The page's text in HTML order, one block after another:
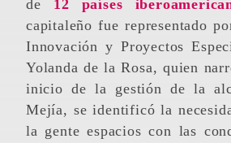
de 12 países
capitaleño fue representado
Innovación y Proyectos
Yolanda de la Rosa, quien
inicio de la gestión de la
Mejía, se identificó la
la gente espacios con las